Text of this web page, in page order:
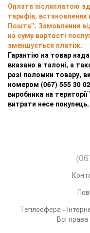
Оплата післяплатою
тарифів,
Пошта". Замовлення
на суму вартості
зменшується платіж.
Гарантію на товар
вказано в талоні, а
разі поломки товару,
номером (067) 555 30
виробника на
витрати несе покупець.
Теплосфера -
Всі